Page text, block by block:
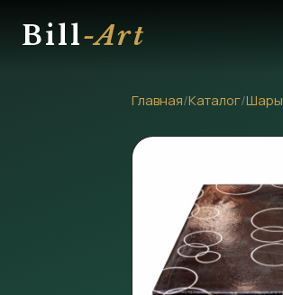
Bill-Art
Главная/Каталог/Шары